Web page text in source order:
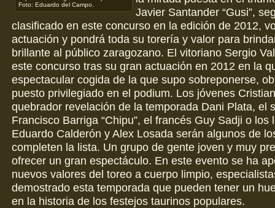
Foto: Eduardo del Campo.
Javier Santander “Gusi”,
clasificado en este concurso en la edición de 2012,
actuación y pondrá toda su torería y valor para
brillante al público zaragozano. El vitoriano Sergio
este concurso tras su gran actuación en 2012 en la
espectacular cogida de la que supo sobreponerse,
puesto privilegiado en el podium. Los jóvenes
quebrador revelación de la temporada Dani Plata, el
Francisco Barriga “Chipu”, el francés Guy Sadji o los
Eduardo Calderón y Alex Losada serán algunos de
completen la lista. Un grupo de gente joven y muy
ofrecer un gran espectáculo. En este evento se ha
nuevos valores del toreo a cuerpo limpio,
demostrado esta temporada que pueden tener un
en la historia de los festejos taurinos populares.